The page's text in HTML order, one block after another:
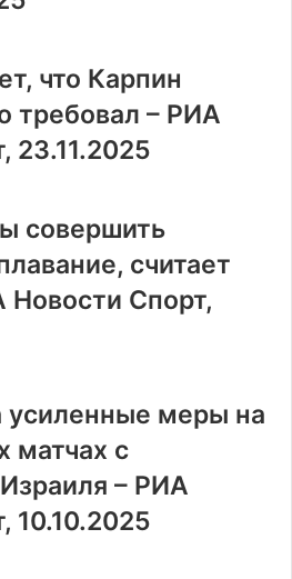
что Карпин
требовал – РИА
23.11.2025
совершить
считает
Спорт,
усиленные меры на
матчах с
– РИА
10.10.2025